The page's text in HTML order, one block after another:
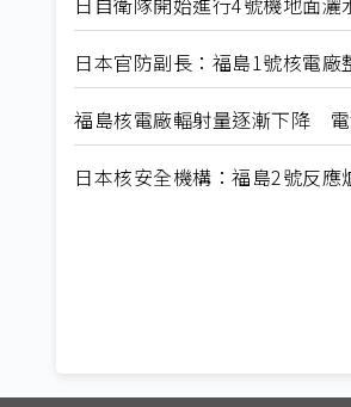
日本官防副長：福島1號核電廠
福島核電廠輻射量逐漸下降
日本核安全機構：福島2號反應